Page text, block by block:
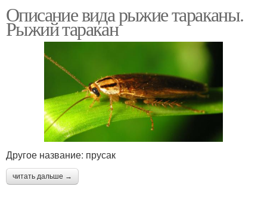
Описание вида рыжие тараканы.
Рыжий таракан
Другое название: прусак
читать дальше →